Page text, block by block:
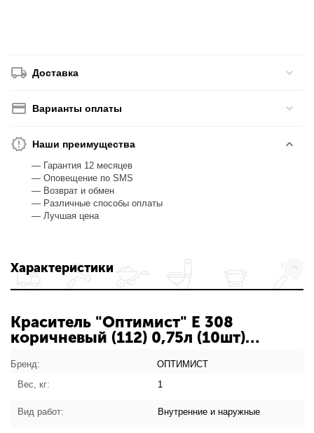
Доставка
Варианты оплаты
Наши преимущества
— Гарантия 12 месяцев
— Оповещение по SMS
— Возврат и обмен
— Различные способы оплаты
— Лучшая цена
Характеристики
Краситель "Оптимист" Е 308
коричневый (112) 0,75л (10шт)
товара
Бренд:
ОПТИМИСТ
Вес, кг:
1
Вид работ: Внутренние и наружные